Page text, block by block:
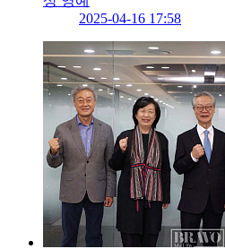
2025-04-16 17:58